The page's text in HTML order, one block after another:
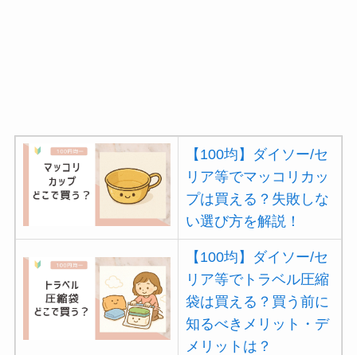
【100均】ダイソー/セ
リア等でマッコリカッ
プは買える？失敗しな
い選び方を解説！
【100均】ダイソー/セ
リア等でトラベル圧縮
袋は買える？買う前に
知るべきメリット・デ
メリットは？